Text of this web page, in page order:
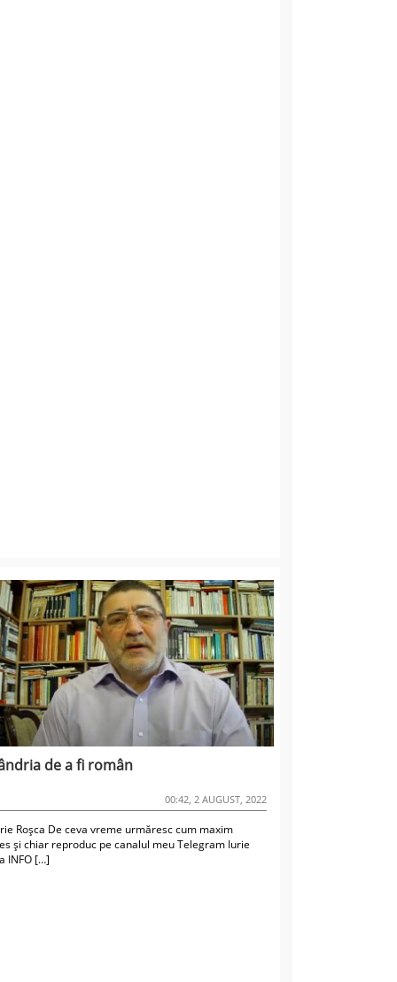
de a fi român
00:42, 2 AUGUST, 2022
Roșca De ceva vreme urmăresc cum maxim
și chiar reproduc pe canalul meu Telegram Iurie
INFO […]